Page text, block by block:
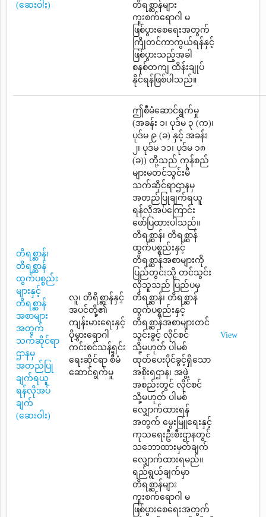
(ဆေးဝါး)
တိရစ္ဆာန်များ
ကူးစက်ရောဂါ မ
ဖြစ်ပွားစေရေးအတွက်
ကြိုတင်ကာကွယ်ရန်နှင့်
ဖြစ်ပွားသည့်အခါ
စနစ်တကျ ထိန်းချုပ်
နိုင်ရန်ဖြစ်ပါသည်။
တိရစ္ဆာန်၊
တိရစ္ဆာန်
ထွက်ပစ္စည်း
များနှင့်
တိရစ္ဆာန်
အစာများ
အတွက်
သက်ဆိုင်ရာ
ဌာနမှ
အတည်ပြု
ချက်ရယူ
ရန်လိုအပ်
ချက်
(ဆေးဝါး)
လူ၊ တိရိစ္ဆာန်နှင့်
အပင်တို့၏
ကျန်းမားရေးနှင့်
ပိုမွှားရောဂါ
ကင်းစင်သန့်ရှင်း
ရေးဆိုင်ရာ စီမံ
ဆောင်ရွက်မှု
ဤစီမံဆောင်ရွက်မှု
(အခန်း ၁၊ ပုဒ်မ ၃ (က)၊
ပုဒ်မ ၉ (ခ) နှင့် အခန်း
၂၊ ပုဒ်မ ၁၁၊ ပုဒ်မ ၁၈
(ခ)) တို့သည် ကုန်စည်
များမတင်သွင်းမီ
သက်ဆိုင်ရာဌာနမှ
အတည်ပြုချက်ရယူ
ရန်လိုအပ်ကြောင်း
ဖော်ပြထားပါသည်။
တိရစ္ဆာန်၊ တိရစ္ဆာန်
ထွက်ပစ္စည်းနှင့်
တိရစ္ဆာန်အစာများကို
ပြည်တွင်းသို့ တင်သွင်း
လိုသူသည် ပြည်ပမှ
တိရစ္ဆာန်၊ တိရစ္ဆာန်
ထွက်ပစ္စည်းနှင့်
တိရစ္ဆာန်အစာများတင်
သွင်းခွင့် လိုင်စင်
သို့မဟုတ် ပါမစ်
ထုတ်ပေးပိုင်ခွင့်ရှိသော
အစိုးရဌာန၊ အဖွဲ့
အစည်းတွင် လိုင်စင်
သို့မဟုတ် ပါမစ်
လျှောက်ထားရန်
အတွက် မွေးမြူရေးနှင့်
ကုသရေးဦးစီးဌာနတွင်
သဘောထားမှတ်ချက်
လျှောက်ထားရမည်။
ရည်ရွယ်ချက်မှာ
တိရစ္ဆာန်များ
ကူးစက်ရောဂါ မ
ဖြစ်ပွားစေရေးအတွက်
View